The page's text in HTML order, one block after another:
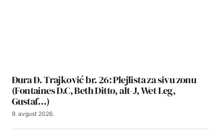
Đura Đ. Trajković br. 26: Plejlista za sivu zonu
(Fontaines D.C, Beth Ditto, alt-J, Wet Leg,
Gustaf…)
9. avgust 2026.